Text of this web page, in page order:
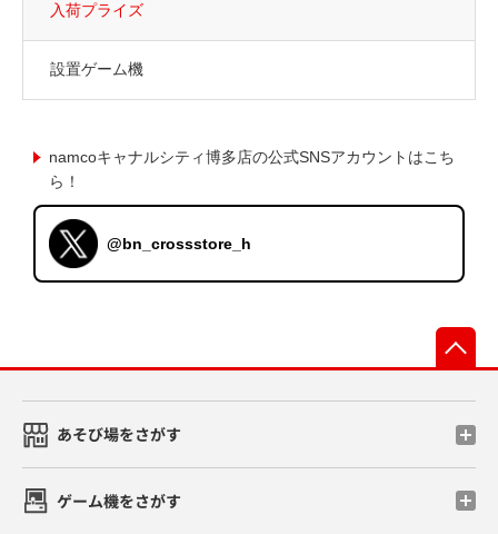
入荷プライズ
設置ゲーム機
namcoキャナルシティ博多店の公式SNSアカウントはこち
ら！
@bn_crossstore_h
あそび場をさがす
ゲーム機をさがす